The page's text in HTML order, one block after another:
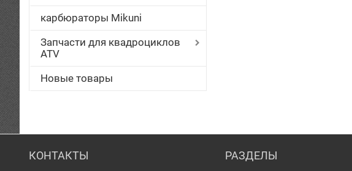
карбюраторы Mikuni
Запчасти для квадроциклов
ATV
Новые товары
КОНТАКТЫ РАЗДЕЛЫ